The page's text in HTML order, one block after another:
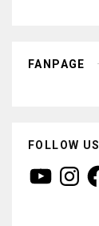
FANPAGE
FOLLOW US
Y
o
n
F
a